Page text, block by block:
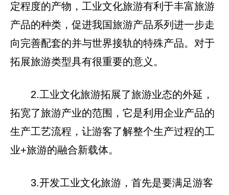
定程度的产物，工业文化旅游有利于丰富旅游
产品的种类，促进我国旅游产品系列进一步走
向完善配套的并与世界接轨的特殊产品。对于
拓展旅游类型具有很重要的意义。
2.工业文化旅游拓展了旅游业态的外延，
拓宽了旅游产业的范围，它是利用企业产品的
生产工艺流程，让游客了解整个生产过程的工
业+旅游的融合新载体。
3.开发工业文化旅游，首先是要满足游客